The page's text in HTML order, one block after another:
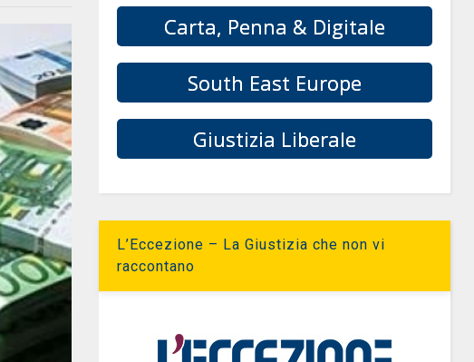
Carta, Penna & Digitale
South East Europe
Giustizia Liberale
L’Eccezione – La Giustizia che non vi
raccontano